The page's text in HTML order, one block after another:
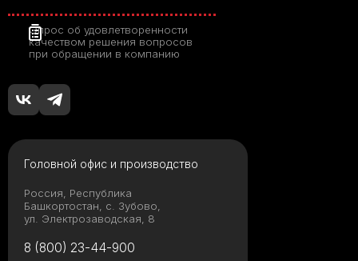
Опрос об удовлетворенности
качеством решения вопросов
при обращении в компанию
Головной офис и производство
Россия, Республика
Башкортостан, с. Зубово,
ул. Электрозаводская, 8
8 (800) 23-44-900